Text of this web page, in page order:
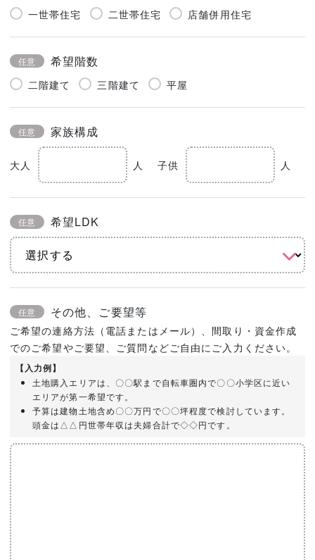
一世帯住宅 二世帯住宅 店舗併用住宅
任意 希望階数
二階建て 三階建て 平屋
任意 家族構成
大人 人 子供 人
任意 希望LDK
任意 その他、ご要望等
ご希望の連絡方法（電話またはメール）、間取り・資金作成
でのご希望やご要望、ご質問などご自由にご入力ください。
【入力例】
土地購入エリアは、〇〇駅まで自転車圏内で〇〇小学区に近い
エリアが第一希望です。
予算は建物土地含め〇〇万円で〇〇坪程度で検討しています。
頭金は△△円世帯年収は夫婦合計で◇◇円です。